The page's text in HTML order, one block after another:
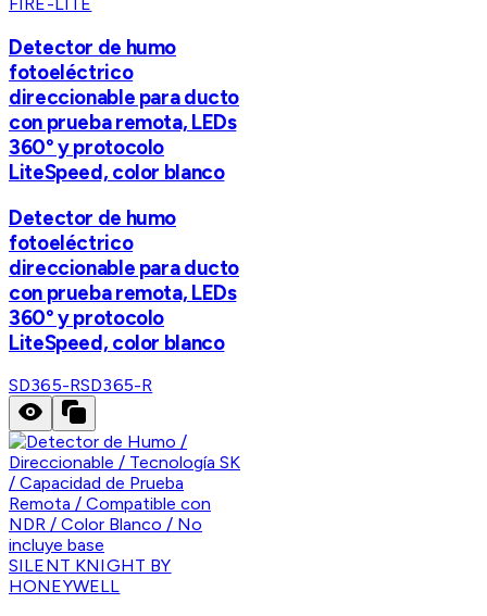
Detector de humo
fotoeléctrico
direccionable para ducto
con prueba remota, LEDs
360° y protocolo
LiteSpeed, color blanco
Detector de humo
fotoeléctrico
direccionable para ducto
con prueba remota, LEDs
360° y protocolo
LiteSpeed, color blanco
SD365-RSD365-R
SILENT KNIGHT BY
HONEYWELL